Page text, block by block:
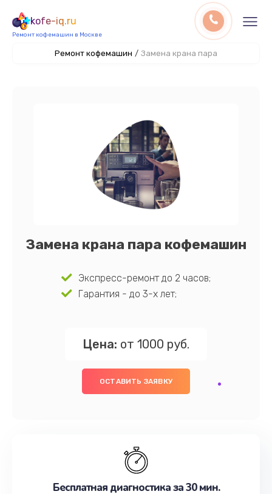
kofe-iq.ru
Ремонт кофемашин в Москве
Ремонт кофемашин / Замена крана пара
Замена крана пара кофемашин
Экспресс-ремонт до 2 часов;
Гарантия - до 3-х лет;
Цена: от 1000 руб.
ОСТАВИТЬ ЗАЯВКУ
Бесплатная диагностика за 30 мин.